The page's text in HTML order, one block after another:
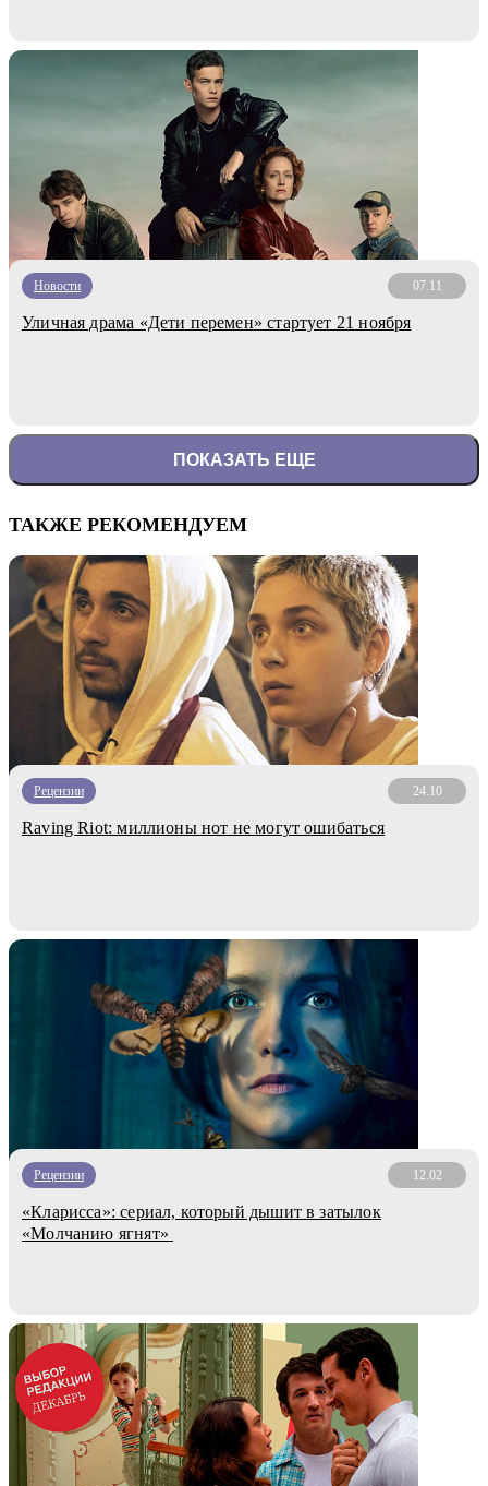
Новости 07.11
Уличная драма «Дети перемен» стартует 21 ноября
ПОКАЗАТЬ ЕЩЕ
ТАКЖЕ РЕКОМЕНДУЕМ
Рецензии 24.10
Raving Riot: миллионы нот не могут ошибаться
Рецензии 12.02
«Кларисса»: сериал, который дышит в затылок
«Молчанию ягнят»